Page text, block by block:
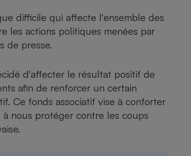
difficile qui affecte l'ensemble des
les actions politiques menées par
de presse.
d'affecter le résultat positif de
afin de renforcer un certain
Ce fonds associatif vise à conforter
nous protéger contre les coups
Foie gras
Assurance vie
Aide auditive